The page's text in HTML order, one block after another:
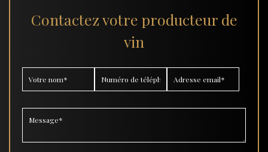
Contactez votre producteur de
vin